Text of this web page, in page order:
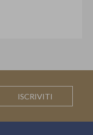
ISCRIVITI